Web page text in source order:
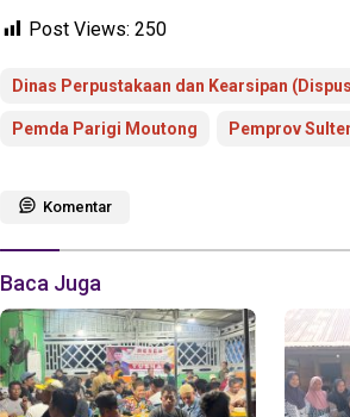
Post Views: 250
Dinas Perpustakaan dan Kearsipan
Pemda Parigi Moutong Pemprov
Komentar
Baca Juga